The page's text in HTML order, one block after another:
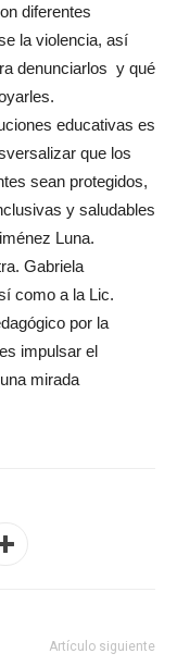
diferentes
la violencia, así
denunciarlos y qué
educativas es
que los
sean protegidos,
y saludables
Luna.
Gabriela
como a la Lic.
por la
impulsar el
mirada
Artículo siguiente